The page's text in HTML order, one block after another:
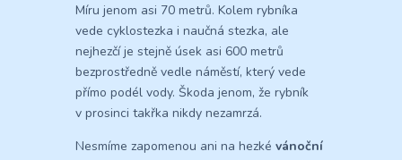
Míru jenom asi 70 metrů. Kolem rybníka
vede cyklostezka i naučná stezka, ale
nejhezčí je stejně úsek asi 600 metrů
bezprostředně vedle náměstí, který vede
přímo podél vody. Škoda jenom, že rybník
v prosinci takřka nikdy nezamrzá.
Nesmíme zapomenou ani na hezké vánoční